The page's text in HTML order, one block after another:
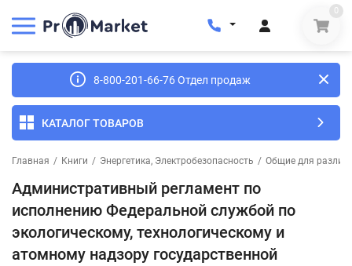
0
8-800-201-66-76 Отдел продаж
КАТАЛОГ ТОВАРОВ
Главная / Книги / Энергетика, Электробезопасность / Общие для
Административный регламент по
исполнению Федеральной службой по
экологическому, технологическому и
атомному надзору государственной